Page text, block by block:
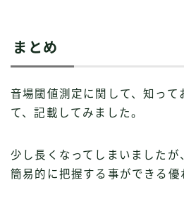
まとめ
音場閾値測定に関して、知って
て、記載してみました。
少し長くなってしまいましたが
簡易的に把握する事ができる優